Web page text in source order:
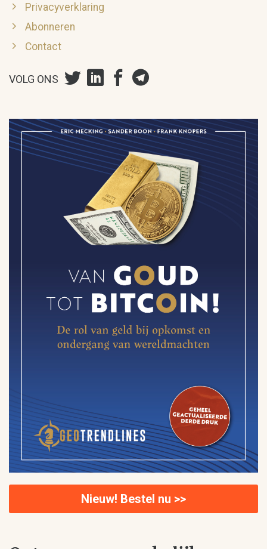
Privacyverklaring
Abonneren
Contact
VOLG ONS
Nieuw! Bestel nu >>